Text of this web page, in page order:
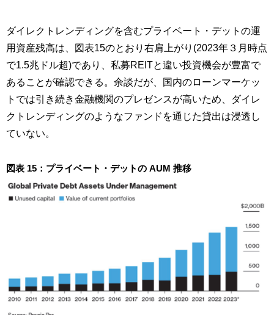
ダイレクトレンディングを含むプライベート・デットの運
用資産残高は、図表15のとおり右肩上がり(2023年３月時点
で1.5兆ドル超)であり、私募REITと違い投資機会が豊富で
あることが確認できる。余談だが、国内のローンマーケッ
トでは引き続き金融機関のプレゼンスが高いため、ダイレ
クトレンディングのようなファンドを通じた貸出は浸透し
ていない。
図表 15：プライベート・デットの AUM 推移